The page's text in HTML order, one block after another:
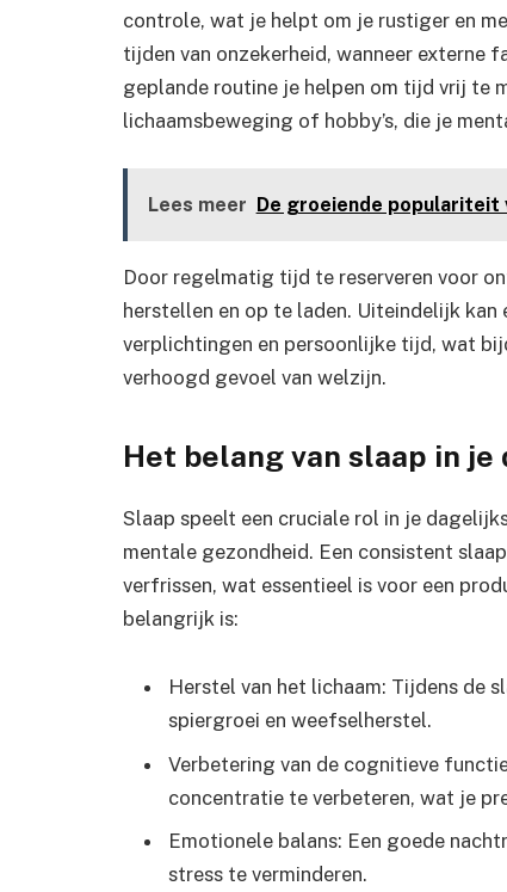
controle, wat je helpt om je rustiger en
tijden van onzekerheid, wanneer externe
geplande routine je helpen om tijd vrij te
lichaamsbeweging of hobby’s, die je
Lees meer De groeiende populariteit
Door regelmatig tijd te reserveren voor
herstellen en op te laden. Uiteindelijk kan
verplichtingen en persoonlijke tijd, wat
verhoogd gevoel van welzijn.
Het belang van slaap in
Slaap speelt een cruciale rol in je
mentale gezondheid. Een consistent
verfrissen, wat essentieel is voor een
belangrijk is:
Herstel van het lichaam: Tijdens de
spiergroei en weefselherstel.
Verbetering van de cognitieve
concentratie te verbeteren, wat je
Emotionele balans: Een goede
stress te verminderen.